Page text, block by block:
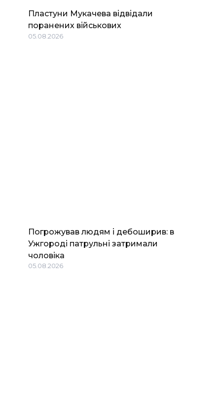
Пластуни Мукачева відвідали
поранених військових
05.08.2026
Погрожував людям і дебоширив: в
Ужгороді патрульні затримали
чоловіка
05.08.2026